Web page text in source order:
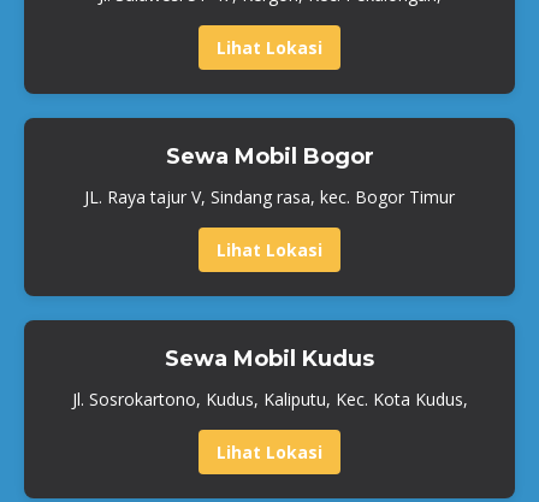
Lihat Lokasi
Sewa Mobil Bogor
JL. Raya tajur V, Sindang rasa, kec. Bogor Timur
Lihat Lokasi
Sewa Mobil Kudus
Jl. Sosrokartono, Kudus, Kaliputu, Kec. Kota Kudus,
Lihat Lokasi